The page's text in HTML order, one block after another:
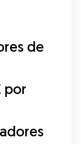
de
por